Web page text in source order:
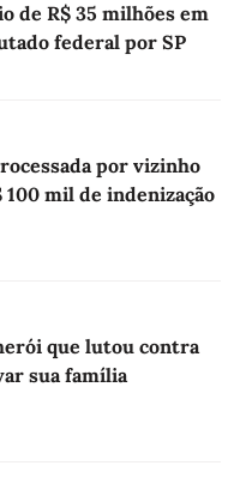
de R$ 35 milhões em
federal por SP
por vizinho
100 mil de indenização
que lutou contra
sua família